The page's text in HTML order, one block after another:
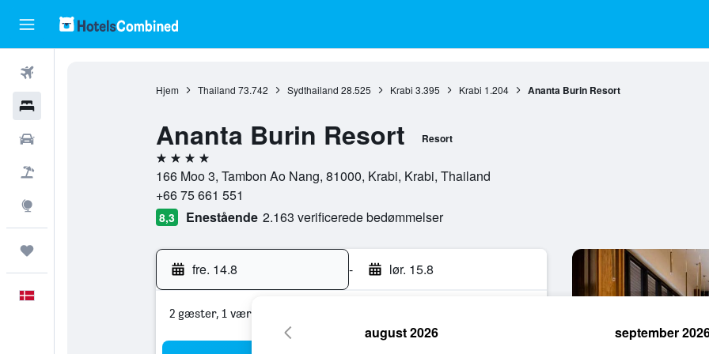
Hjem Thailand 73.742 Sydthailand 28.525 Krabi 3.395 Krabi 1.204 Ananta Burin Resort
Ananta Burin Resort Resort
4 stjerner
166 Moo 3, Tambon Ao Nang, 81000, Krabi, Krabi, Thailand
+66 75 661 551
8,3 Enestående 2.163 verificerede bedømmelser
fre. 14.8 - lør. 15.8
2 gæster, 1 værelse
august 2026 september